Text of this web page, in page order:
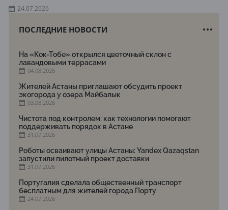
24.07.2026
ПОСЛЕДНИЕ НОВОСТИ
На «Кок-Тобе» открылся цветочный склон с
лавандовыми террасами
04.08.2026
Жителей Астаны приглашают обсудить проект
экогорода у озера Майбалык
03.08.2026
Чистота под контролем: как технологии помогают
поддерживать порядок в Астане
31.07.2026
Роботы осваивают улицы Астаны: Yandex Qazaqstan
запустили пилотный проект доставки
31.07.2026
Португалия сделала общественный транспорт
бесплатным для жителей города Порту
24.07.2026